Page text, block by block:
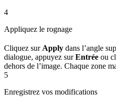
4
Appliquez le rognage
Cliquez sur Apply dans l’angle
dialogue, appuyez surEntrée ou
dehors de l’image. Chaque zone
5
Enregistrez vos modifications